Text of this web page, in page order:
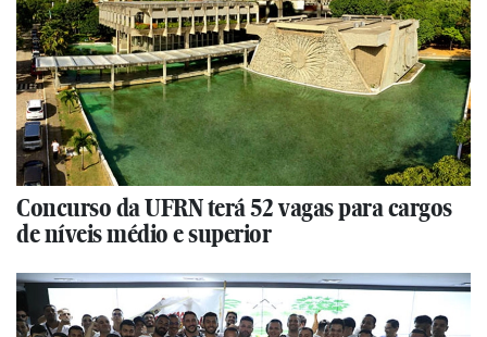
Concurso da UFRN terá 52 vagas para cargos
de níveis médio e superior